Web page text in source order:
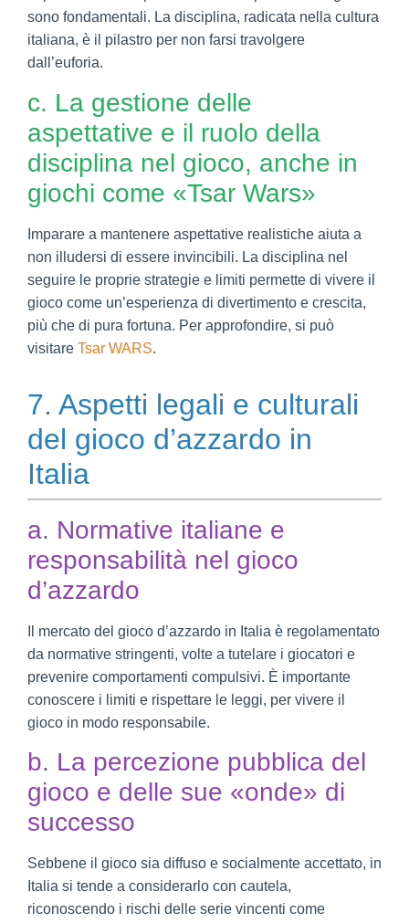
sono fondamentali. La disciplina, radicata nella cultura
italiana, è il pilastro per non farsi travolgere
dall’euforia.
c. La gestione delle
aspettative e il ruolo della
disciplina nel gioco, anche in
giochi come «Tsar Wars»
Imparare a mantenere aspettative realistiche aiuta a
non illudersi di essere invincibili. La disciplina nel
seguire le proprie strategie e limiti permette di vivere il
gioco come un’esperienza di divertimento e crescita,
più che di pura fortuna. Per approfondire, si può
visitare Tsar WARS.
7. Aspetti legali e culturali
del gioco d’azzardo in
Italia
a. Normative italiane e
responsabilità nel gioco
d’azzardo
Il mercato del gioco d’azzardo in Italia è regolamentato
da normative stringenti, volte a tutelare i giocatori e
prevenire comportamenti compulsivi. È importante
conoscere i limiti e rispettare le leggi, per vivere il
gioco in modo responsabile.
b. La percezione pubblica del
gioco e delle sue «onde» di
successo
Sebbene il gioco sia diffuso e socialmente accettato, in
Italia si tende a considerarlo con cautela,
riconoscendo i rischi delle serie vincenti come